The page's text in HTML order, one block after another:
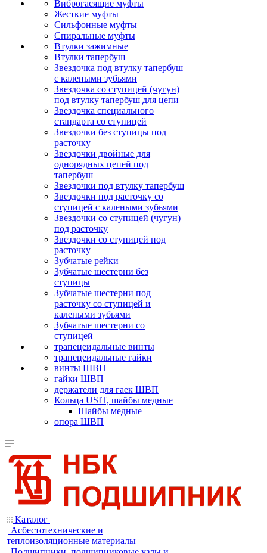
Виброгасящие муфты
Жесткие муфты
Сильфонные муфты
Спиральные муфты
Втулки зажимные
Втулки тапербуш
Звездочка под втулку тапербуш
c калеными зубьями
Звездочка со ступицей (чугун)
под втулку тапербуш для цепи
Звездочка специального
стандарта со ступицей
Звездочки без ступицы под
расточку
Звездочки двойные для
однорядных цепей под
тапербуш
Звездочки под втулку тапербуш
Звездочки под расточку со
ступицей с калеными зубьями
Звездочки со ступицей (чугун)
под расточку
Звездочки со ступицей под
расточку
Зубчатые рейки
Зубчатые шестерни без
ступицы
Зубчатые шестерни под
расточку со ступицей и
калеными зубьями
Зубчатые шестерни со
ступицей
трапецеидальные винты
трапецеидальные гайки
винты ШВП
гайки ШВП
держатели для гаек ШВП
Кольца USIT, шайбы медные
Шайбы медные
опора ШВП
Каталог
Асбестотехнические и
теплоизоляционные материалы